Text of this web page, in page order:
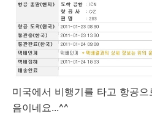
미국에서 비행기를 타고 항공
음이네요...^^